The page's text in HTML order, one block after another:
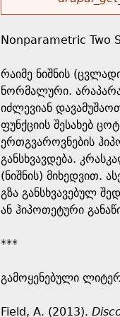
r
s
e
h
e
r
e
o
r
m
e
s
s
g
e
Nonparametric Two
რაიმე ნიშნის
ნორმალური.
იძლევიან
ფუნქციის შესახებ
ერთგვაროვნების
განსხვავდება.
(ნიშნის) მიხედვით.
გზა განსხვავებულ
ან ჰიპოთეტური
***
გამოყენებული
Field, A. (2013).